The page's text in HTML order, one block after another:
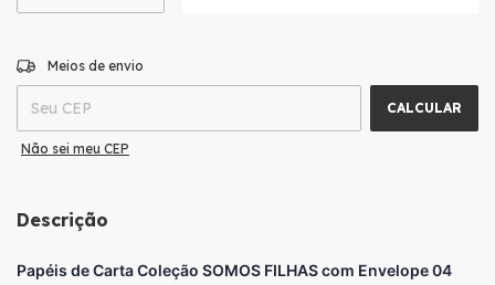
Entregas para o CEP:
Meios de envio
CALCULAR
Não sei meu CEP
Descrição
Papéis de Carta Coleção SOMOS FILHAS com Envelope 04